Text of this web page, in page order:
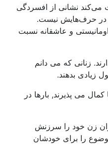
نشانی از افسردگی
در حرف‌هایش نیست.
و عاشقانه نسبت
زنانی که می دانم
زیادی بدهند.
را با کمال می پذیرند, بارها در
زن خود را سرزنش
را برای خودشان